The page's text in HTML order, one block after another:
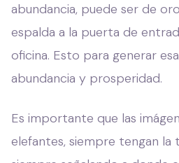
abundancia, puede ser de
espalda a la puerta de
oficina. Esto para generar
abundancia y prosperidad.
Es importante que las
elefantes, siempre tengan la